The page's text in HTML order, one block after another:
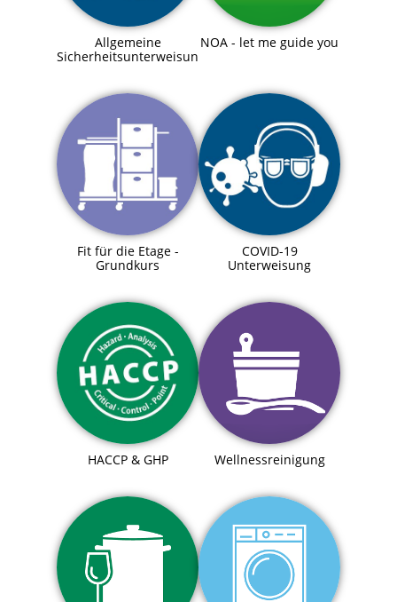
Allgemeine
Sicherheitsunterweisung
NOA - let me guide you
Fit für die Etage -
Grundkurs
COVID-19
Unterweisung
HACCP & GHP Wellnessreinigung